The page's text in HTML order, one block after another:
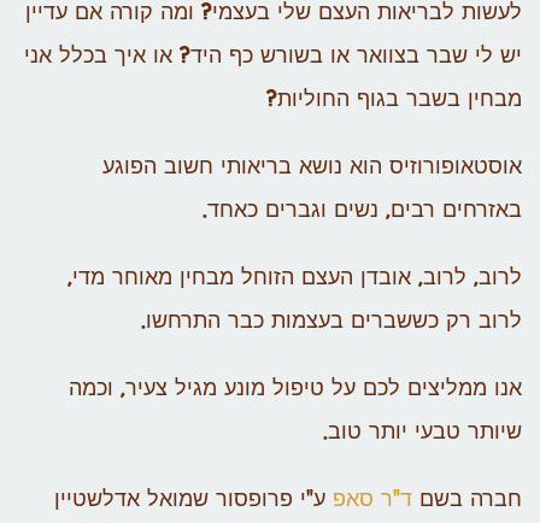
לעשות לבריאות העצם שלי בעצמי? ומה קורה אם עדיין
יש לי שבר בצוואר או בשורש כף היד? או איך בכלל אני
מבחין בשבר בגוף החוליות?
אוסטאופורוזיס הוא נושא בריאותי חשוב הפוגע
באזרחים רבים, נשים וגברים כאחד.
לרוב, לרוב, אובדן העצם הזוחל מבחין מאוחר מדי,
לרוב רק כששברים בעצמות כבר התרחשו.
אנו ממליצים לכם על טיפול מונע מגיל צעיר, וכמה
שיותר טבעי יותר טוב.
חברה בשם ד"ר סאפ ע"י פרופסור שמואל אדלשטיין